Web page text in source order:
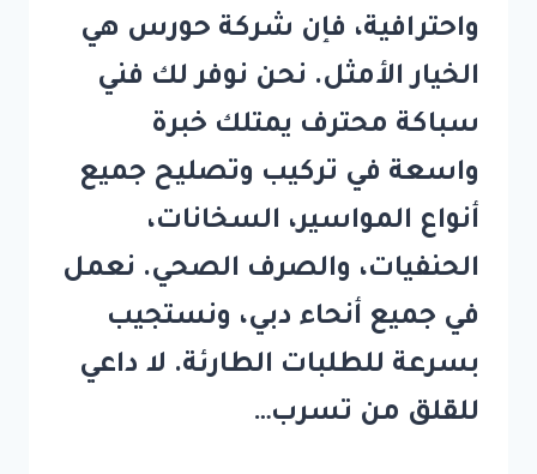
واحترافية، فإن شركة حورس هي
الخيار الأمثل. نحن نوفر لك فني
سباكة محترف يمتلك خبرة
واسعة في تركيب وتصليح جميع
أنواع المواسير، السخانات،
الحنفيات، والصرف الصحي. نعمل
في جميع أنحاء دبي، ونستجيب
بسرعة للطلبات الطارئة. لا داعي
للقلق من تسرب…